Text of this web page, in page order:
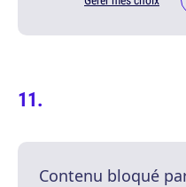
Contenu bloqué